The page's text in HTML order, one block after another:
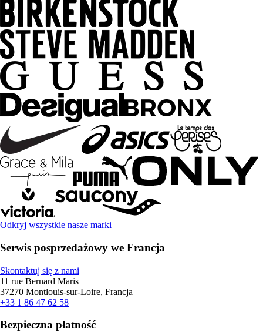
Odkryj wszystkie nasze marki
Serwis posprzedażowy we Francja
Skontaktuj się z nami
11 rue Bernard Maris
37270 Montlouis-sur-Loire, Francja
+33 1 86 47 62 58
Bezpieczna płatność